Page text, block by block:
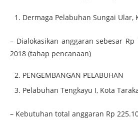
Dermaga Pelabuhan Sungai Ular,
– Dialokasikan anggaran sebesar
2018 (tahap pencanaan)
PENGEMBANGAN PELABUHAN
Pelabuhan Tengkayu I, Kota
– Kebutuhan total anggaran Rp